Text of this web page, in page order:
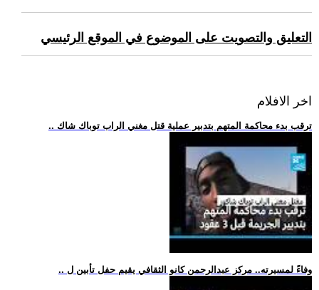
التعليق والتصويت على الموضوع في الموقع الرئيسي
اخر الافلام
.. ترقب بدء محاكمة المتهم بتدبير عملية قتل مغني الراب توباك شاك
.. وفاءً لمسيرته.. مركز عبدالرحمن كانو الثقافي يقيم حفل تأبين ل